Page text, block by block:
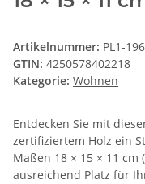
Artikelnummer: PL1-
GTIN: 4250578402218
Kategorie: Wohnen
Entdecken Sie mit
zertifiziertem Holz ein
Maßen 18 × 15 × 11
ausreichend Platz für